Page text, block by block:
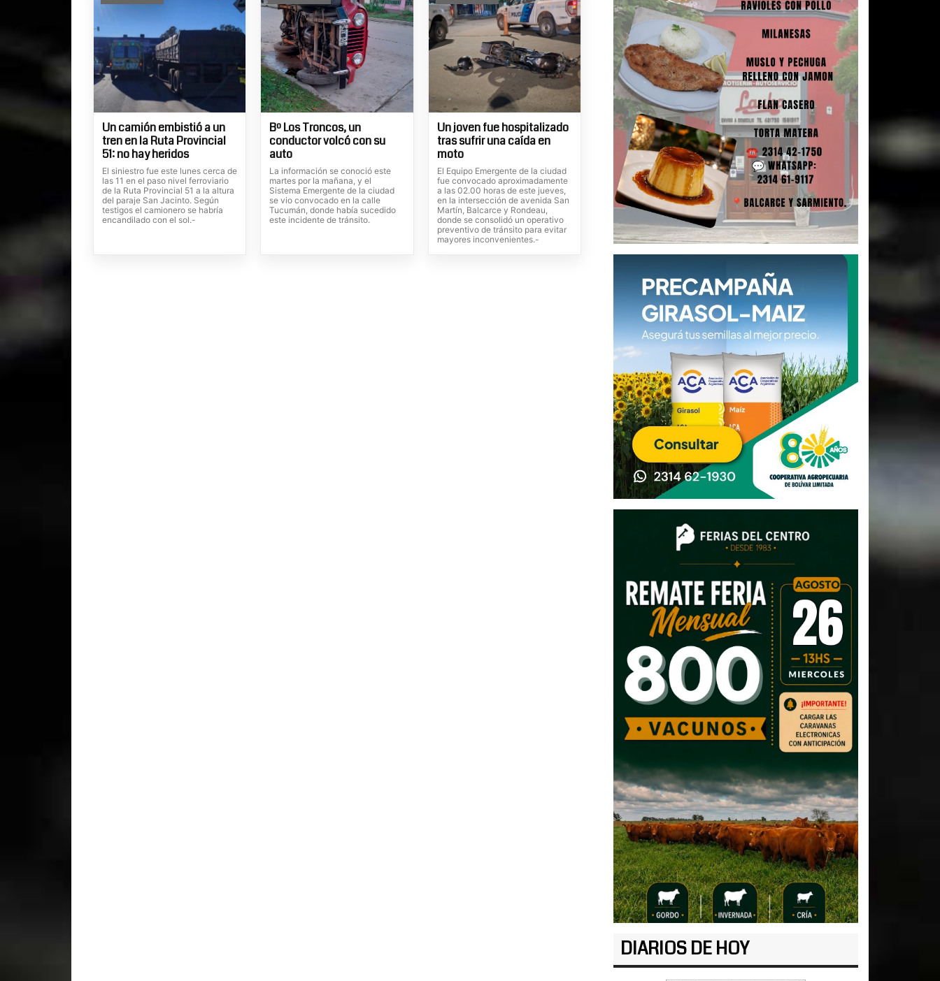
Un camión embistió a un
tren en la Ruta Provincial
51: no hay heridos
El siniestro fue este lunes cerca de
las 11 en el paso nivel ferroviario
de la Ruta Provincial 51 a la altura
del paraje San Jacinto. Según
testigos el camionero se habría
encandilado con el sol.-
Bº Los Troncos, un
conductor volcó con su
auto
La información se conoció este
martes por la mañana, y el
Sistema Emergente de la ciudad
se vio convocado en la calle
Tucumán, donde había sucedido
este incidente de tránsito.
Un joven fue hospitalizado
tras sufrir una caída en
moto
El Equipo Emergente de la ciudad
fue convocado aproximadamente
a las 02.00 horas de este jueves,
en la intersección de avenida San
Martín, Balcarce y Rondeau,
donde se consolidó un operativo
preventivo de tránsito para evitar
mayores inconvenientes.-
DIARIOS DE HOY